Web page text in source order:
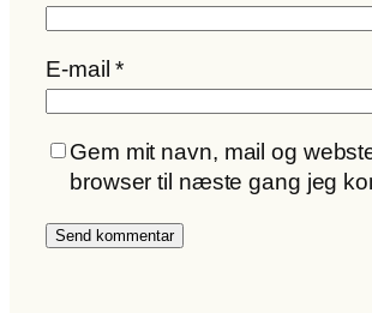
E-mail*
Gem mit navn, mail og
browser til næste gang jeg